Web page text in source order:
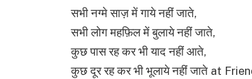
सभी नग्मे साज़ में गाये नहीं जाते,
सभी लोग महफ़िल में बुलाये नहीं जाते,
कुछ पास रह कर भी याद नहीं आते,
कुछ दूर रह कर भी भूलाये नहीं जाते at